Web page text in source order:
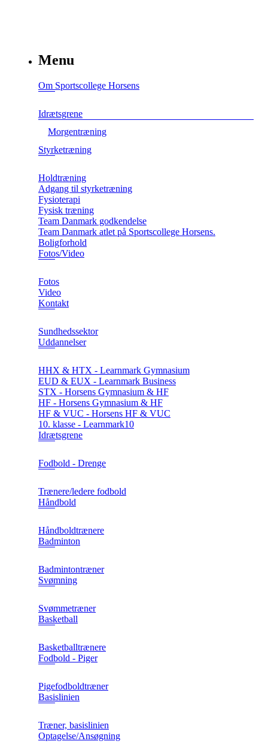
Menu
Om Sportscollege Horsens
Idrætsgrene
Morgentræning
Styrketræning
Holdtræning
Adgang til styrketræning
Fysioterapi
Fysisk træning
Team Danmark godkendelse
Team Danmark atlet på Sportscollege Horsens.
Boligforhold
Fotos/Video
Fotos
Video
Kontakt
Sundhedssektor
Uddannelser
HHX & HTX - Learnmark Gymnasium
EUD & EUX - Learnmark Business
STX - Horsens Gymnasium & HF
HF - Horsens Gymnasium & HF
HF & VUC - Horsens HF & VUC
10. klasse - Learnmark10
Idrætsgrene
Fodbold - Drenge
Trænere/ledere fodbold
Håndbold
Håndboldtrænere
Badminton
Badmintontræner
Svømning
Svømmetræner
Basketball
Basketballtrænere
Fodbold - Piger
Pigefodboldtræner
Basislinien
Træner, basislinien
Optagelse/Ansøgning